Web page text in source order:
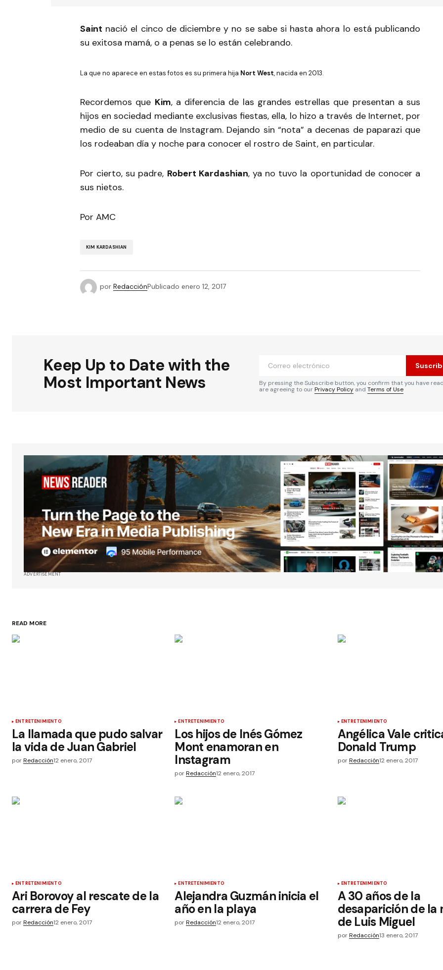
Saint nació el cinco de diciembre y no se sabe si hasta ahora lo está publicando
su exitosa mamá, o a penas se lo están celebrando.
La que no aparece en estas fotos es su primera hija Nort West, nacida en 2013.
Recordemos que Kim, a diferencia de las grandes estrellas que presentan a sus
hijos en sociedad mediante exclusivas fiestas, ella, lo hizo a través de Internet, por
medio de su cuenta de Instagram. Dejando sin “nota” a decenas de paparazi que
los rodeaban día y noche para conocer el rostro de Saint, en particular.
Por cierto, su padre, Robert Kardashian, ya no tuvo la oportunidad de conocer a
sus nietos.
Por AMC
KIM KARDASHIAN
por RedacciónPublicado enero 12, 2017
Keep Up to Date with the
Most Important News
By pressing the Subscribe button, you confirm that you have
are agreeing to ourPrivacy Policy and Terms of Use
ADVERTISEMENT
READ MORE
ENTRETENIMIENTO
La llamada que pudo salvar
la vida de Juan Gabriel
porRedacción12 enero, 2017
ENTRETENIMIENTO
Los hijos de Inés Gómez
Mont enamoran en
Instagram
por Redacción12 enero, 2017
ENTRETENIMIENTO
Angélica Vale
Donald Trump
por Redacción12 enero, 2017
ENTRETENIMIENTO
Ari Borovoy al rescate de la
carrera de Fey
porRedacción12 enero, 2017
ENTRETENIMIENTO
Alejandra Guzmán inicia el
año en la playa
por Redacción12 enero, 2017
ENTRETENIMIENTO
A 30 años de la
desaparición de la
de Luis Miguel
por Redacción13 enero, 2017